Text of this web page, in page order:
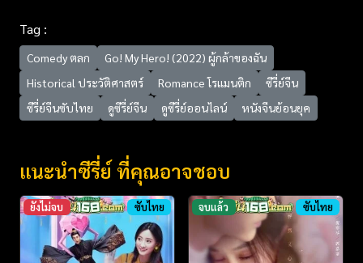
Tag :
Comedy ตลก
Go! My Hero! (2022) ผู้กล้าของฉัน
Historical ประวัติศาสตร์
Romance โรแมนติก
ซีรี่ย์จีน
ซีรี่ย์จีนซับไทย
ดูซีรี่ย์จีน ดูซีรี่ย์ออนไลน์ หนังจีนย้อนยุค
แนะนำซีรี่ย์ ที่คุณอาจชอบ
ยังไม่จบ ซับไทย จบแล้ว ซับไทย